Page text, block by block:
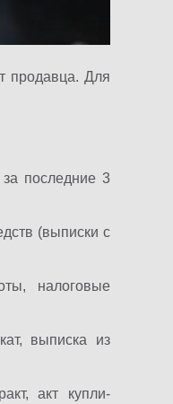
продавца. Для
последние 3
(выписки с
налоговые
выписка из
акт купли-